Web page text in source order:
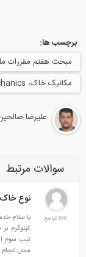
برچسب ها:
مبحث هفتم مقررات
مکانیک خاک، Soil Mechanics
علیرضا صالحین
سوالات مرتبط
2530پاسخ
نوع خاک
محل